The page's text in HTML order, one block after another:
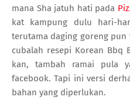
mana Sha jatuh hati pada
kat kampung dulu hari-
terutama daging goreng pun
cubalah resepi Korean Bbq
kan, tambah ramai pula
facebook. Tapi ini versi
bahan yang diperlukan.